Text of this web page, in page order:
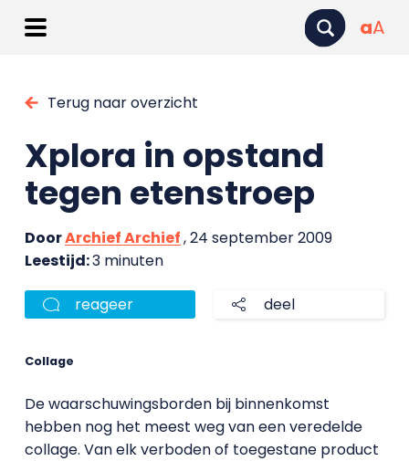
aA
Terug naar overzicht
Xplora in opstand
tegen etenstroep
DoorArchief Archief, 24 september 2009
Leestijd:3 minuten
reageer deel
Collage
De waarschuwingsborden bij binnenkomst
hebben nog het meest weg van een veredelde
collage. Van elk verboden of toegestane product